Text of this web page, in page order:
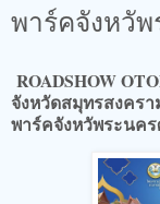
พาร์คจังหวั
ROADSHOW
จังหวัดสมุทรสงคร
พาร์คจังหวัพระนค